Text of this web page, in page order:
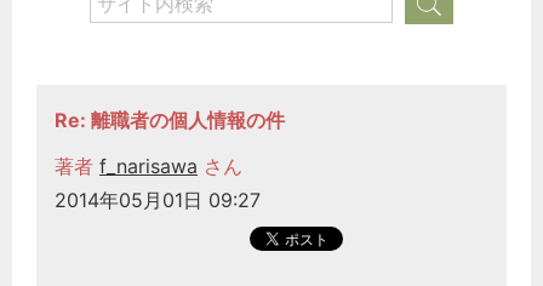
Re: 離職者の個人情報の件
著者 f_narisawa さん
2014年05月01日 09:27